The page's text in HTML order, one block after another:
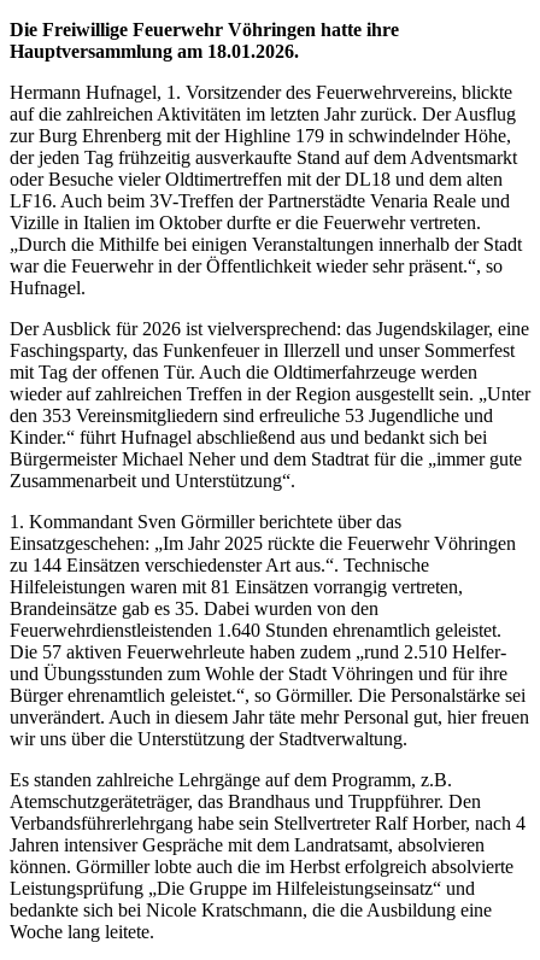
Die Freiwillige Feuerwehr Vöhringen hatte ihre
Hauptversammlung am 18.01.2026.
Hermann Hufnagel, 1. Vorsitzender des Feuerwehrvereins, blickte
auf die zahlreichen Aktivitäten im letzten Jahr zurück. Der Ausflug
zur Burg Ehrenberg mit der Highline 179 in schwindelnder Höhe,
der jeden Tag frühzeitig ausverkaufte Stand auf dem Adventsmarkt
oder Besuche vieler Oldtimertreffen mit der DL18 und dem alten
LF16. Auch beim 3V-Treffen der Partnerstädte Venaria Reale und
Vizille in Italien im Oktober durfte er die Feuerwehr vertreten.
„Durch die Mithilfe bei einigen Veranstaltungen innerhalb der Stadt
war die Feuerwehr in der Öffentlichkeit wieder sehr präsent.“, so
Hufnagel.
Der Ausblick für 2026 ist vielversprechend: das Jugendskilager, eine
Faschingsparty, das Funkenfeuer in Illerzell und unser Sommerfest
mit Tag der offenen Tür. Auch die Oldtimerfahrzeuge werden
wieder auf zahlreichen Treffen in der Region ausgestellt sein. „Unter
den 353 Vereinsmitgliedern sind erfreuliche 53 Jugendliche und
Kinder.“ führt Hufnagel abschließend aus und bedankt sich bei
Bürgermeister Michael Neher und dem Stadtrat für die „immer gute
Zusammenarbeit und Unterstützung“.
1. Kommandant Sven Görmiller berichtete über das
Einsatzgeschehen: „Im Jahr 2025 rückte die Feuerwehr Vöhringen
zu 144 Einsätzen verschiedenster Art aus.“. Technische
Hilfeleistungen waren mit 81 Einsätzen vorrangig vertreten,
Brandeinsätze gab es 35. Dabei wurden von den
Feuerwehrdienstleistenden 1.640 Stunden ehrenamtlich geleistet.
Die 57 aktiven Feuerwehrleute haben zudem „rund 2.510 Helfer-
und Übungsstunden zum Wohle der Stadt Vöhringen und für ihre
Bürger ehrenamtlich geleistet.“, so Görmiller. Die Personalstärke sei
unverändert. Auch in diesem Jahr täte mehr Personal gut, hier freuen
wir uns über die Unterstützung der Stadtverwaltung.
Es standen zahlreiche Lehrgänge auf dem Programm, z.B.
Atemschutzgeräteträger, das Brandhaus und Truppführer. Den
Verbandsführerlehrgang habe sein Stellvertreter Ralf Horber, nach 4
Jahren intensiver Gespräche mit dem Landratsamt, absolvieren
können. Görmiller lobte auch die im Herbst erfolgreich absolvierte
Leistungsprüfung „Die Gruppe im Hilfeleistungseinsatz“ und
bedankte sich bei Nicole Kratschmann, die die Ausbildung eine
Woche lang leitete.